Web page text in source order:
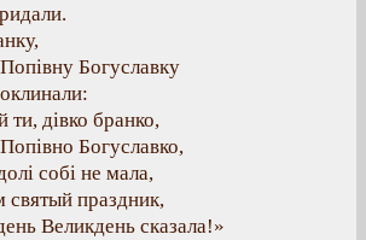
Богуславку
ти, дівко бранко,
Богуславко,
собі не мала,
святый праздник,
Великдень сказала!»